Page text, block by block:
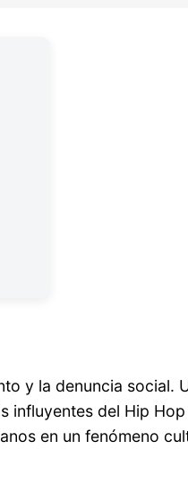
y la denuncia social.
influyentes del Hip
en un fenómeno